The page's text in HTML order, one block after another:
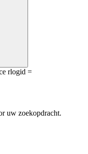
rlogid =
uw zoekopdracht.